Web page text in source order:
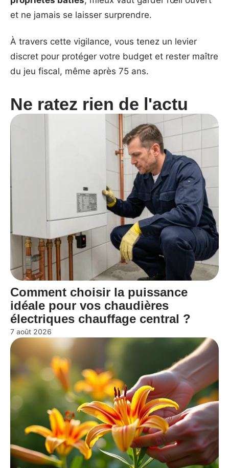
et ne jamais se laisser surprendre.
À travers cette vigilance, vous tenez un levier
discret pour protéger votre budget et rester maître
du jeu fiscal, même après 75 ans.
Ne ratez rien de l'actu
Comment choisir la puissance
idéale pour vos chaudières
électriques chauffage central ?
7 août 2026